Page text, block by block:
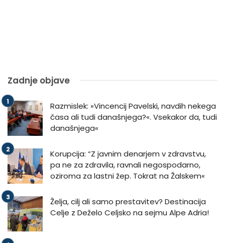
Zadnje objave
Razmislek: »Vincencij Pavelski, navdih nekega
časa ali tudi današnjega?«. Vsekakor da, tudi
današnjega«
Korupcija: “Z javnim denarjem v zdravstvu,
pa ne za zdravila, ravnali negospodarno,
oziroma za lastni žep. Tokrat na Žalskem«
Želja, cilj ali samo prestavitev? Destinacija
Celje z Deželo Celjsko na sejmu Alpe Adria!